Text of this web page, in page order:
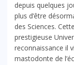
depuis quelques
plus d’être
des Sciences.
prestigieuse
reconnaissance il
mastodonte de